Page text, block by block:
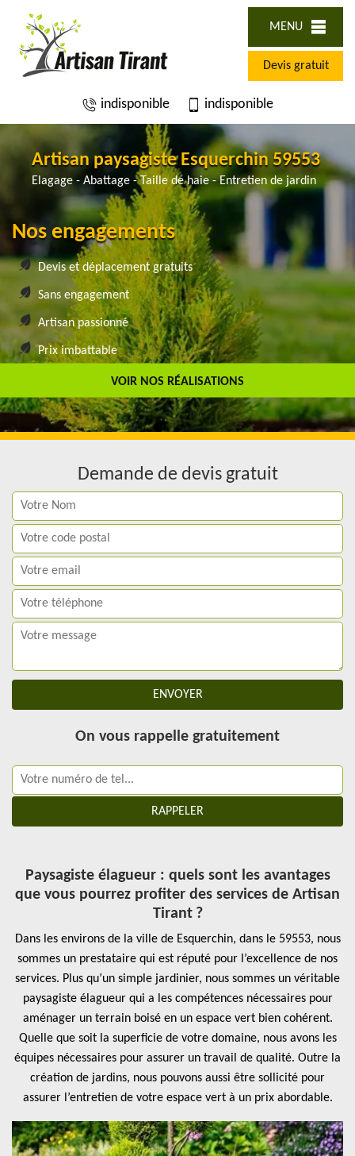
MENU
Devis gratuit
indisponible indisponible
Artisan paysagiste Esquerchin 59553
Elagage - Abattage - Taille de haie - Entretien de jardin
VOIR NOS RÉALISATIONS
Nos engagements
Devis et déplacement gratuits
Sans engagement
Artisan passionné
Prix imbattable
Travail de qualité
Demande de devis gratuit
On vous rappelle gratuitement
Paysagiste élagueur : quels sont les avantages
que vous pourrez profiter des services de Artisan
Tirant ?
Dans les environs de la ville de Esquerchin, dans le 59553, nous
sommes un prestataire qui est réputé pour l’excellence de nos
services. Plus qu’un simple jardinier, nous sommes un véritable
paysagiste élagueur qui a les compétences nécessaires pour
aménager un terrain boisé en un espace vert bien cohérent.
Quelle que soit la superficie de votre domaine, nous avons les
équipes nécessaires pour assurer un travail de qualité. Outre la
création de jardins, nous pouvons aussi être sollicité pour
assurer l’entretien de votre espace vert à un prix abordable.